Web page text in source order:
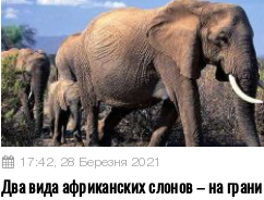
17:42, 28 Березня 2021
Два вида африканских слонов – на грани